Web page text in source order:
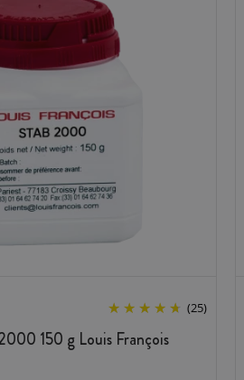
(25)
150 g Louis François